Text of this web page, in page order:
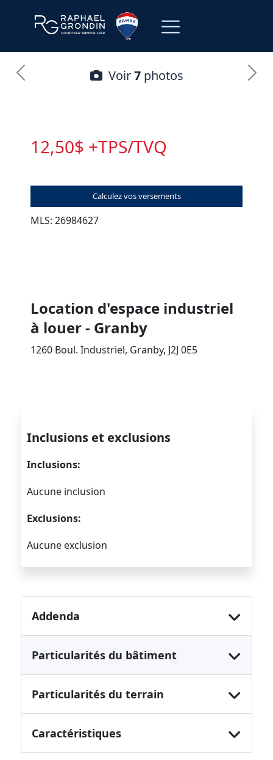
Voir7photos
12,50$ +TPS/TVQ
Calculez vos versements
MLS: 26984627
Location d'espace industriel
à louer - Granby
1260 Boul. Industriel, Granby, J2J 0E5
Inclusions et exclusions
Inclusions:
Aucune inclusion
Exclusions:
Aucune exclusion
Addenda
Particularités du bâtiment
Particularités du terrain
Caractéristiques